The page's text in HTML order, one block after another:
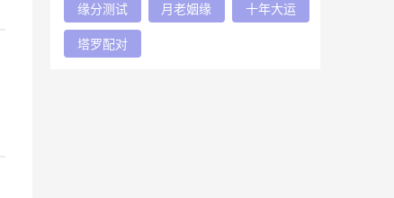
缘分测试 月老姻缘 十年大运
塔罗配对